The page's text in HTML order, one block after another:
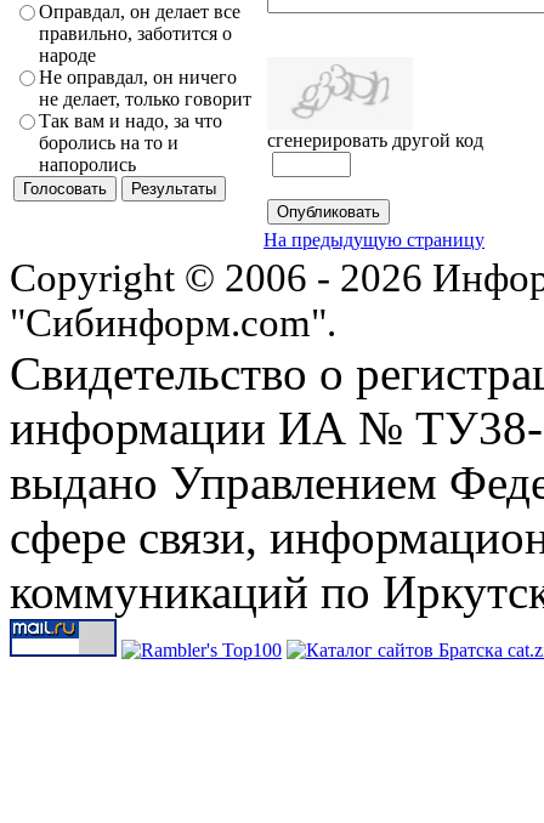
Оправдал, он делает все
правильно, заботится о
народе
Не оправдал, он ничего
не делает, только говорит
Так вам и надо, за что
боролись на то и
напоролись
сгенерировать другой код
На предыдущую страницу
Copyright © 2006 - 2026
"Сибинформ.com".
Свидетельство о
информации ИА № ТУ38-
выдано Управлением
сфере связи,
коммуникаций по